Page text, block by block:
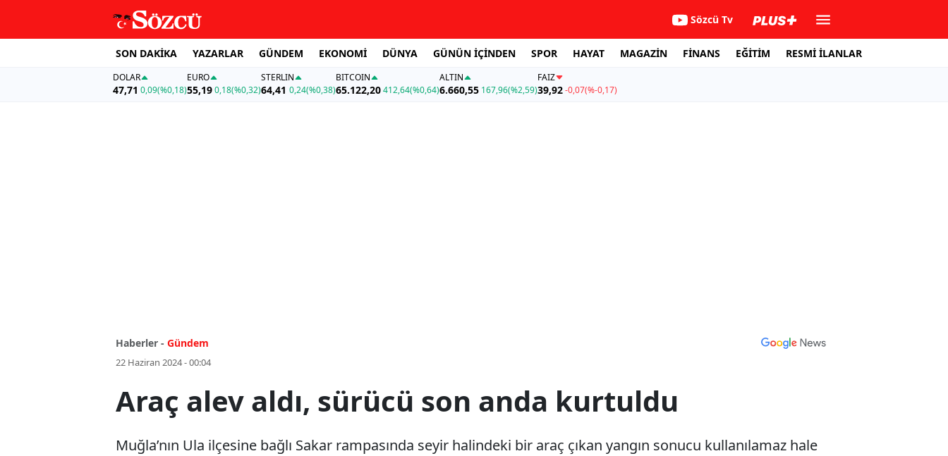
Sözcü Tv
SON DAKİKA YAZARLAR GÜNDEM EKONOMİ DÜNYA GÜNÜN İÇİNDEN SPOR HAYAT MAGAZİN FİNANS EĞİTİM RESMİ İLANLAR
DOLAR
47,71 0,09(%0,18)
EURO
55,19 0,18(%0,32)
STERLIN
64,41 0,24(%0,38)
BITCOIN
65.122,20412,64(%0,64)
ALTIN
6.660,55 167,96(%2,59)
FAİZ
39,92-0,07(%-0,17)
Haberler - Gündem
22 Haziran 2024 - 00:04
Araç alev aldı, sürücü son anda kurtuldu
Muğla’nın Ula ilçesine bağlı Sakar rampasında seyir halindeki bir araç çıkan yangın sonucu kullanılamaz hale